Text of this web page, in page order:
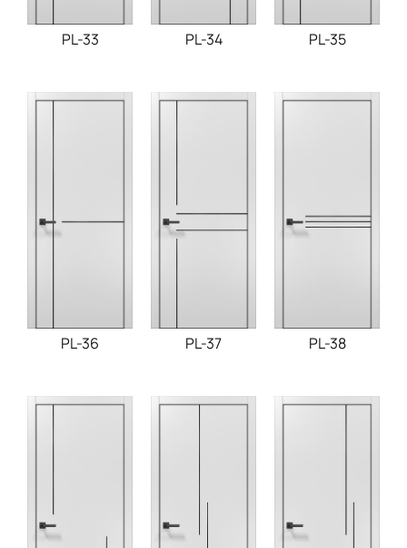
PL-33 PL-34 PL-35
PL-36 PL-37 PL-38